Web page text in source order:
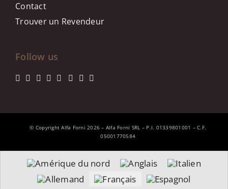
Contact
Trouver un Revendeur
Follow us
© Copyright Alfa Forni 2026 – Alfa Forni SRL – P.I. 01339801001 – C.F.
05001770584